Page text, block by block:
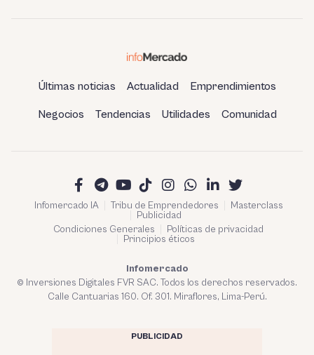
Últimas noticias Actualidad Emprendimientos
Negocios Tendencias Utilidades Comunidad
Infomercado IA Tribu de Emprendedores
Masterclass
Publicidad
Condiciones Generales
Políticas de privacidad
Principios éticos
Infomercado
© Inversiones Digitales FVR SAC. Todos los derechos reservados.
Calle Cantuarias 160. Of. 301. Miraflores, Lima-Perú.
PUBLICIDAD